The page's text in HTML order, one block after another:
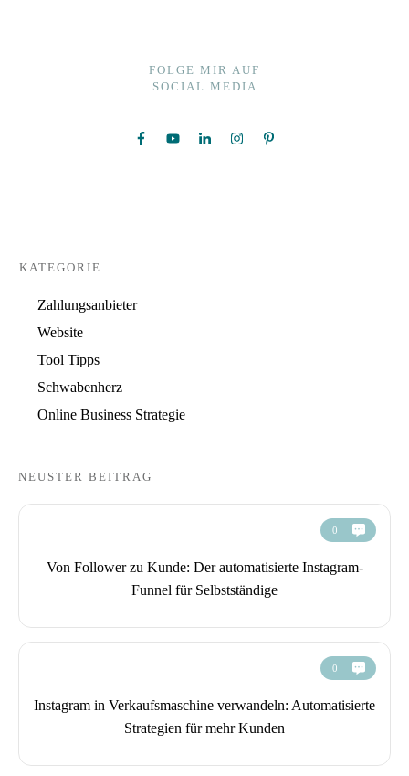
FOLGE MIR AUF
SOCIAL MEDIA
KATEGORIE
Zahlungsanbieter
Website
Tool Tipps
Schwabenherz
Online Business Strategie
NEUSTER BEITRAG
0
Von Follower zu Kunde: Der automatisierte Instagram-
Funnel für Selbstständige
0
Instagram in Verkaufsmaschine verwandeln: Automatisierte
Strategien für mehr Kunden